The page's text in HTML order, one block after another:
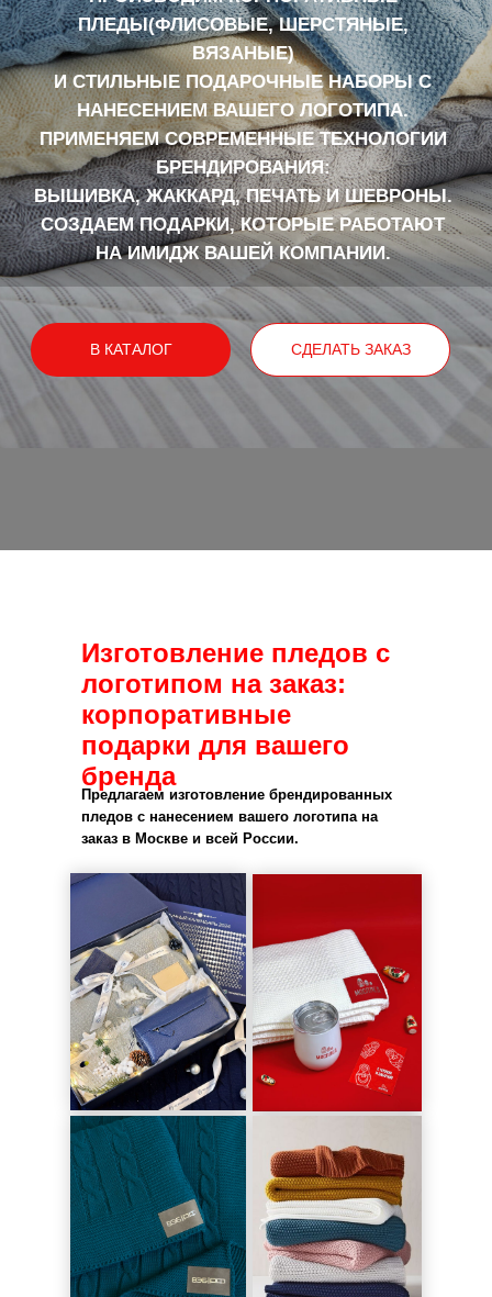
Изготовление пледов с
логотипом на заказ:
корпоративные
подарки для вашего
бренда
Предлагаем изготовление брендированных
пледов с нанесением вашего логотипа на
заказ в Москве и всей России.